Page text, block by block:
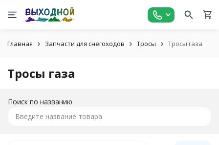
Главная Запчасти для снегоходов Тросы Тросы газа
Тросы газа
Поиск по названию